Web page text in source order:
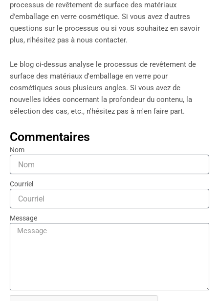
processus de revêtement de surface des matériaux
d'emballage en verre cosmétique. Si vous avez d'autres
questions sur le processus ou si vous souhaitez en savoir
plus, n'hésitez pas à nous contacter.
Le blog ci-dessus analyse le processus de revêtement de
surface des matériaux d'emballage en verre pour
cosmétiques sous plusieurs angles. Si vous avez de
nouvelles idées concernant la profondeur du contenu, la
sélection des cas, etc., n'hésitez pas à m'en faire part.
Commentaires
Nom
Courriel
Message